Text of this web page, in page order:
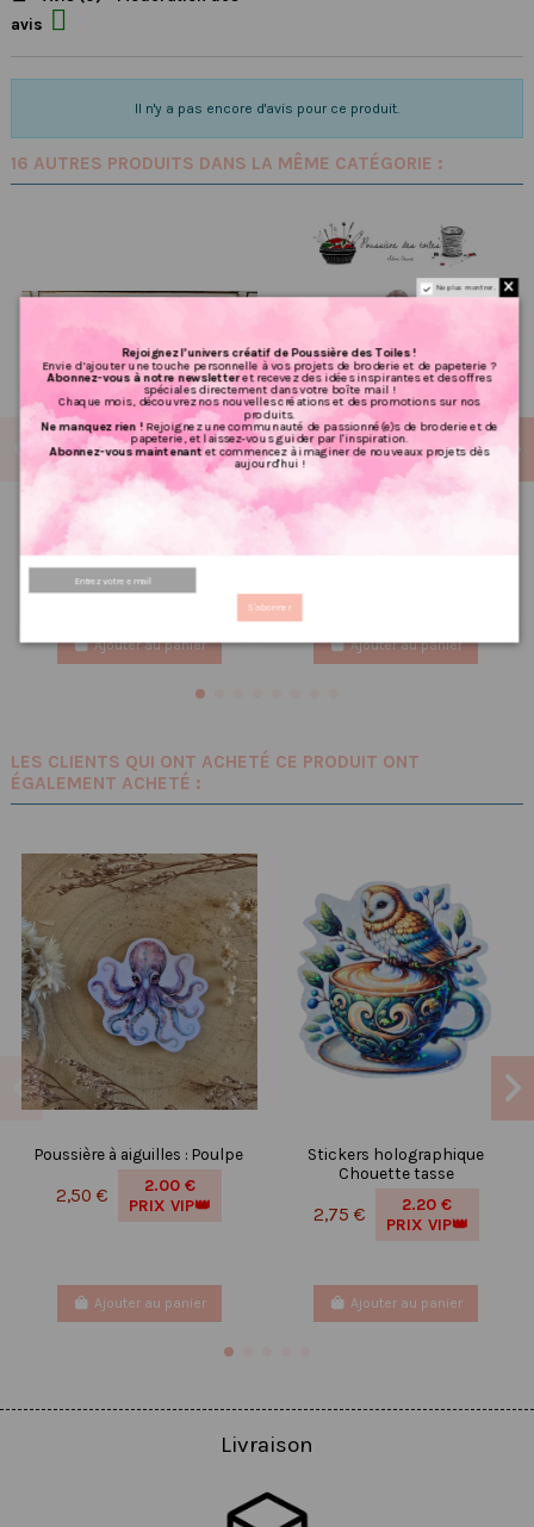
avis 
Il n'y a pas encore d'avis pour ce produit.
16 AUTRES PRODUITS DANS LA MÊME CATÉGORIE :
Grille point de croix :
Summer house PDF
7,00 €
5.60 €
Ajouter au panier Ajouter au panier
LES CLIENTS QUI ONT ACHETÉ CE PRODUIT ONT
ÉGALEMENT ACHETÉ :
Poussière à aiguilles : Poulpe
2,50 €
2.00 €
PRIX VIP👑
Ajouter au panier
Stickers holographique
Chouette tasse
2,75 €
2.20 €
PRIX VIP👑
Ajouter au panier
Livraison
Ne plus montrer.
Rejoignez l’univers créatif de Poussière des Toiles !
Envie d’ajouter une touche personnelle à vos projets de broderie et de papeterie ?
Abonnez-vous à notre newsletteret recevez des idées inspirantes et des offres
spéciales directement dans votre boîte mail !
Chaque mois, découvrez nos nouvelles créations et des promotions sur nos
produits.
Ne manquez rien !Rejoignez une communauté de passionné(e)s de broderie et de
papeterie, et laissez-vous guider par l'inspiration.
Abonnez-vous maintenantet commencez à imaginer de nouveaux projets dès
aujourd'hui !
S'abonner